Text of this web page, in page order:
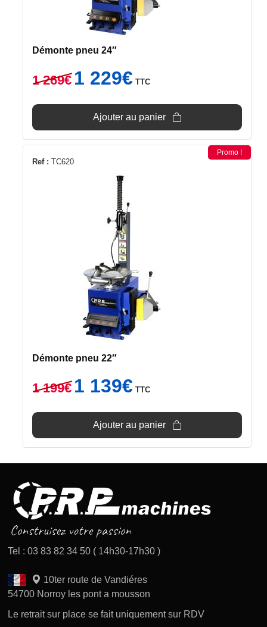
Démonte pneu 24″
1 269€
Le
prix
était :
269€.
1 229€prix
est :
229€.
TTC
Ajouter au panier
Ref : TC620
Promo !
Démonte pneu 22″
1 199€
Le
prix
était :
199€.
1 139€prix
est :
139€.
TTC
Ajouter au panier
Tel : 03 83 82 34 50 ( 14h30-17h30 )
10ter route de Vandiéres
54700 Norroy les pont a mousson
Le retrait sur place se fait uniquement sur RDV